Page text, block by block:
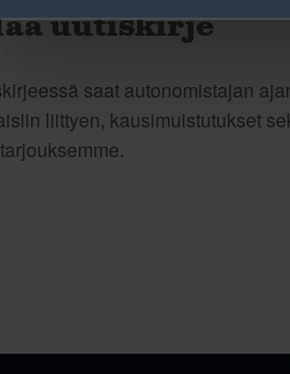
uutiskirje
saat autonomistajan
liittyen, kausimuistutukset